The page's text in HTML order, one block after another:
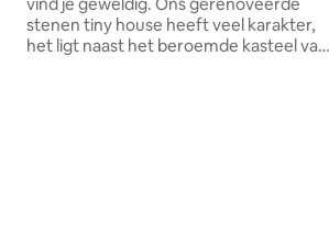
stenen tiny house heeft veel karakter,
het ligt naast het beroemde kasteel van